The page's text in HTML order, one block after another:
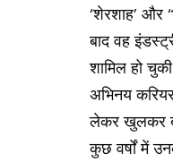
‘शेरशाह’ और
बाद वह
शामिल हो
अभिनय
लेकर खुलकर
कुछ वर्षों में